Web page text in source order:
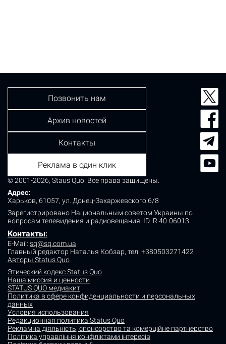
© 2001-2026, Staus Quo. Все права защищены.
Адрес:
Харьков, 61057, ул. Донец-Захаржевского 6/8
Зарегистрировано Национальным советом Украины по
вопросам телевидения и радиовещания. ID: R 40-06013.
Контакты:
E-Mail: sq@sq.com.ua
Главный редактор Наталья Кобзар, тел. +380503271422
Авторы Status Quo
Этический кодекс Status Quo
Наша миссия и ценности
STATUS QUO медиакит
Политика в сфере конфиденциальности и персональных
данных
Условия использования
Редакционная политика Status Quo
Рекламна діяльність, спонсорство та комерційне партнерство
Політика управління конфліктами інтересів
Позвонить нам
Архив новостей
Контакты
Реклама в один клик